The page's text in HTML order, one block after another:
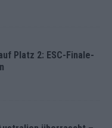
Platz 2: ESC-Finale-